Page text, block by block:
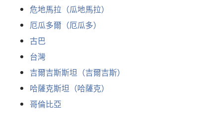
危地馬拉（瓜地馬拉）
厄瓜多爾（厄瓜多）
古巴
台灣
吉爾吉斯斯坦（吉爾吉斯）
哈薩克斯坦（哈薩克）
哥倫比亞